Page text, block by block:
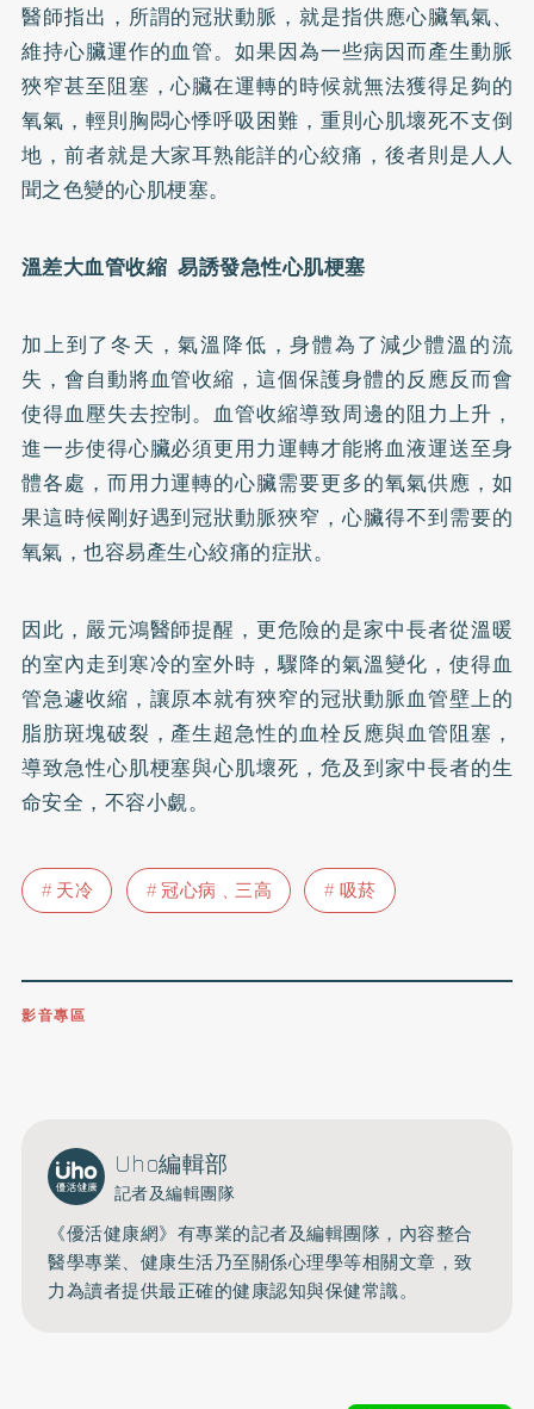
醫師指出，所謂的冠狀動脈，就是指供應心臟氧氣、
維持心臟運作的血管。如果因為一些病因而產生動脈
狹窄甚至阻塞，心臟在運轉的時候就無法獲得足夠的
氧氣，輕則胸悶心悸呼吸困難，重則心肌壞死不支倒
地，前者就是大家耳熟能詳的心絞痛，後者則是人人
聞之色變的心肌梗塞。
溫差大血管收縮 易誘發急性心肌梗塞
加上到了冬天，氣溫降低，身體為了減少體溫的流
失，會自動將血管收縮，這個保護身體的反應反而會
使得血壓失去控制。血管收縮導致周邊的阻力上升，
進一步使得心臟必須更用力運轉才能將血液運送至身
體各處，而用力運轉的心臟需要更多的氧氣供應，如
果這時候剛好遇到冠狀動脈狹窄，心臟得不到需要的
氧氣，也容易產生心絞痛的症狀。
因此，嚴元鴻醫師提醒，更危險的是家中長者從溫暖
的室內走到寒冷的室外時，驟降的氣溫變化，使得血
管急遽收縮，讓原本就有狹窄的冠狀動脈血管壁上的
脂肪斑塊破裂，產生超急性的血栓反應與血管阻塞，
導致急性心肌梗塞與心肌壞死，危及到家中長者的生
命安全，不容小覷。
天冷 冠心病﹑三高 吸菸
影音專區
Uho編輯部
記者及編輯團隊
《優活健康網》有專業的記者及編輯團隊，內容整合
醫學專業、健康生活乃至關係心理學等相關文章，致
力為讀者提供最正確的健康認知與保健常識。